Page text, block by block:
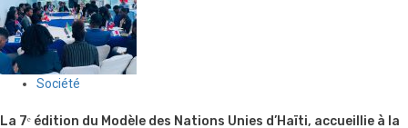
Société
La 7ᵉ édition du Modèle des Nations Unies d’Haïti, accueillie à la